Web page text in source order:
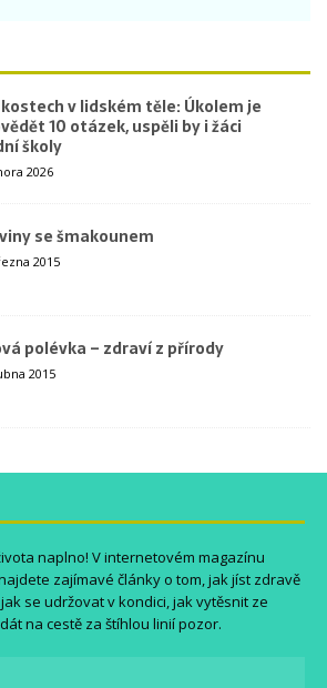
kostech v lidském těle: Úkolem je
10 otázek, uspěli by i žáci
školy
2026
se šmakounem
2015
polévka – zdraví z přírody
2015
naplno! V internetovém magazínu
zajímavé články o tom, jak jíst zdravě
se udržovat v kondici, jak vytěsnit ze
na cestě za štíhlou linií pozor.